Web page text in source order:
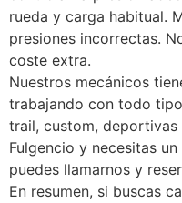
rueda y carga habitual.
presiones incorrectas.
coste extra.
Nuestros mecánicos
trabajando con todo
trail, custom, deportivas
Fulgencio y necesitas
puedes llamarnos y
En resumen, si buscas